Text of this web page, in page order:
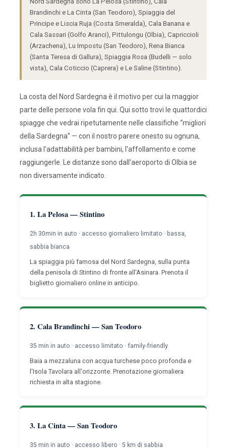
Brandinchi e La Cinta (San Teodoro), Spiaggia del
Principe e Liscia Ruja (Costa Smeralda), Cala Banana e
Cala Sassari (Golfo Aranci), Pittulongu (Olbia), Capriccioli
(Arzachena), Lu Impostu (San Teodoro), Rena Bianca
(Santa Teresa di Gallura), Spiaggia Rosa (Budelli — solo
vista), Cala Coticcio (Caprera) e Le Saline (Stintino).
La costa del Nord Sardegna è il motivo per cui la maggior
parte delle persone vola fin qui. Qui sotto trovi le quattordici
spiagge che vedrai ripetutamente nelle classifiche “migliori
della Sardegna” — con il nostro parere onesto su ognuna,
inclusa l'adattabilità per bambini, l'affollamento e come
raggiungerle. Le distanze sono dall'aeroporto di Olbia se
non diversamente indicato.
1. La Pelosa — Stintino
2h 30min in auto · accesso giornaliero limitato · bassa,
sabbia bianca
La spiaggia più famosa del Nord Sardegna, sulla punta
della penisola di Stintino di fronte all'Asinara. Prenota il
biglietto giornaliero online in anticipo.
2. Cala Brandinchi — San Teodoro
35 min in auto · accesso limitato · family-friendly
Baia a mezzaluna con acqua turchese poco profonda e
l'Isola Tavolara all'orizzonte. Prenotazione giornaliera
richiesta in alta stagione.
3. La Cinta — San Teodoro
35 min in auto · accesso libero · 5 km di sabbia